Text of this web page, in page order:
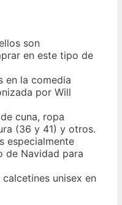
son
en este tipo de
en la comedia
por Will
cuna, ropa
(36 y 41) y otros.
especialmente
de Navidad para
unisex en